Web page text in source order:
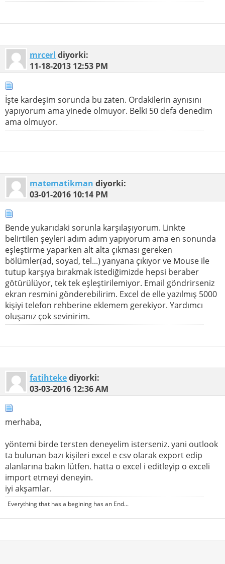
mrcerl diyorki:
11-18-2013 12:53 PM
İşte kardeşim sorunda bu zaten. Ordakilerin aynısını
yapıyorum ama yinede olmuyor. Belki 50 defa denedim
ama olmuyor.
matematikman diyorki:
03-01-2016 10:14 PM
Bende yukarıdaki sorunla karşılaşıyorum. Linkte
belirtilen şeyleri adım adım yapıyorum ama en sonunda
eşleştirme yaparken alt alta çıkması gereken
bölümler(ad, soyad, tel...) yanyana çıkıyor ve Mouse ile
tutup karşıya bırakmak istediğimizde hepsi beraber
götürülüyor, tek tek eşleştirilemiyor. Email göndrirseniz
ekran resmini gönderebilirim. Excel de elle yazılmış 5000
kişiyi telefon rehberine eklemem gerekiyor. Yardımcı
oluşanız çok sevinirim.
fatihtekediyorki:
03-03-2016 12:36 AM
merhaba,
yöntemi birde tersten deneyelim isterseniz. yani outlook
ta bulunan bazı kişileri excel e csv olarak export edip
alanlarına bakın lütfen. hatta o excel i editleyip o exceli
import etmeyi deneyin.
iyi akşamlar.
Everything that has a begining has an End...